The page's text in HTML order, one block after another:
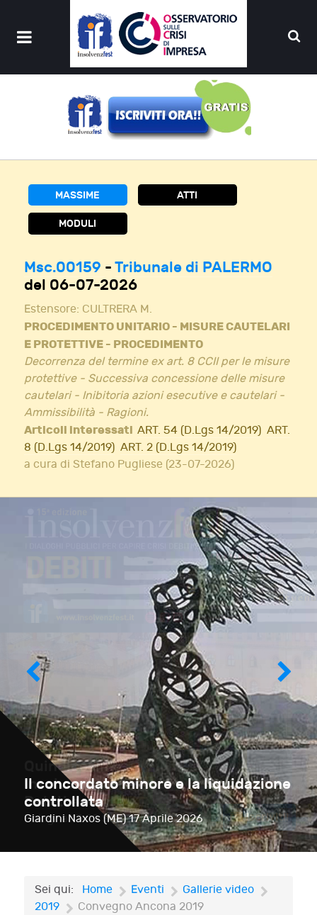
MASSIME ATTI
MODULI
Msc.00159 - Tribunale di PALERMO
del 06-07-2026
Estensore: CULTRERA M.
PROCEDIMENTO UNITARIO - MISURE CAUTELARI
E PROTETTIVE - PROCEDIMENTO
Decorrenza del termine ex art. 8 CCII per le misure
protettive - Successiva concessione delle misure
cautelari - Inibitoria azioni esecutive e cautelari -
Ammissibilità - Ragioni.
Articoli interessati ART. 54 (D.Lgs 14/2019) ART.
8 (D.Lgs 14/2019) ART. 2 (D.Lgs 14/2019)
a cura di Stefano Pugliese (23-07-2026)
Il concordato minore e la liquidazione
controllata
Giardini Naxos (ME) 17 Aprile 2026
Sei qui: Home Eventi
Gallerie video
2019
Convegno Ancona 2019